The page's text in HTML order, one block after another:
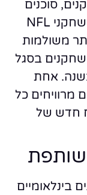
סוכנים
ומנהלים אומרים שזה לא נכון ששחקני NFL
משולמות
בסגל
דולר בשנה. אחת
מרוויחים כל
חדש של
בינלאומיים